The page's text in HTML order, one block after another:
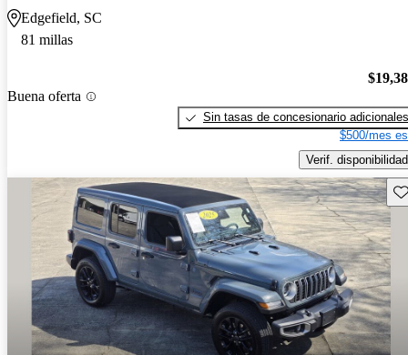
Edgefield, SC
81 millas
Buena oferta
Sin tasas de concesionario adicionales
$500/mes
Verif. disponibilidad